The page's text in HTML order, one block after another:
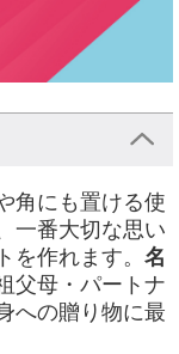
角にも置ける使
一番大切な思い
作れます。 名
父母・パートナ
への贈り物に最